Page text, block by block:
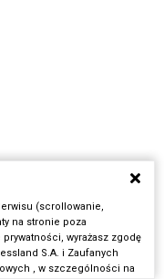
(scrollowanie,
na stronie poza
wyrażasz zgodę
S.A. i Zaufanych
, w szczególności na